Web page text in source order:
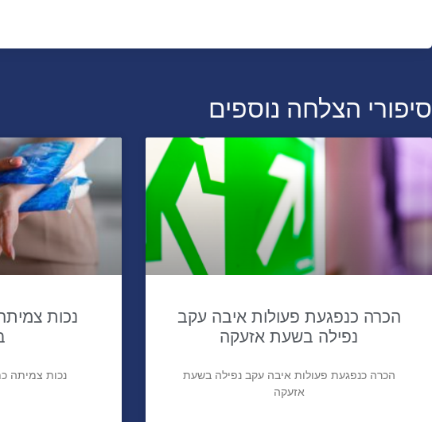
סיפורי הצלחה נוספים
הכרה כנפגעת פעולות איבה עקב
נפילה בשעת אזעקה
הכרה כנפגעת פעולות איבה עקב נפילה בשעת
אזעקה
נכות
נכות צמיתה